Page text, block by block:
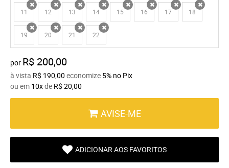
11 12x 13x 14x 15x 16x 17x 18x
19x 20x 21 22x
por R$ 200,00
à vista R$ 190,00 economize 5% no Pix
ou em 10xde R$ 20,00
AVISE-ME
ADICIONAR AOS FAVORITOS